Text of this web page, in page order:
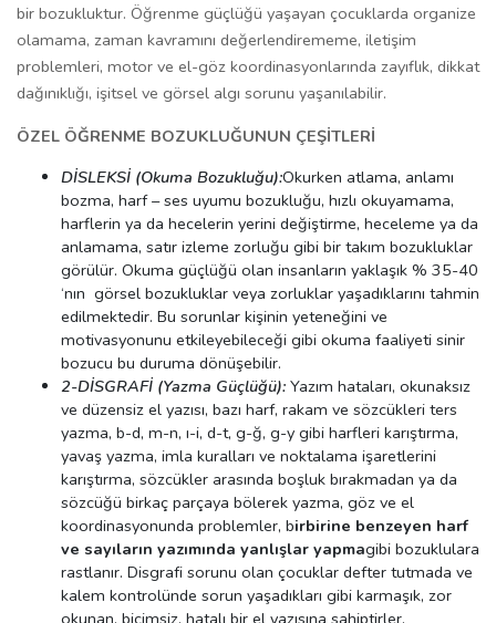
bir bozukluktur. Öğrenme güçlüğü yaşayan çocuklarda organize
olamama, zaman kavramını değerlendirememe, iletişim
problemleri, motor ve el-göz koordinasyonlarında zayıflık, dikkat
dağınıklığı, işitsel ve görsel algı sorunu yaşanılabilir.
ÖZEL ÖĞRENME BOZUKLUĞUNUN ÇEŞİTLERİ
DİSLEKSİ (Okuma Bozukluğu):Okurken atlama, anlamı
bozma, harf – ses uyumu bozukluğu, hızlı okuyamama,
harflerin ya da hecelerin yerini değiştirme, heceleme ya da
anlamama, satır izleme zorluğu gibi bir takım bozukluklar
görülür. Okuma güçlüğü olan insanların yaklaşık % 35-40
‘nın görsel bozukluklar veya zorluklar yaşadıklarını tahmin
edilmektedir. Bu sorunlar kişinin yeteneğini ve
motivasyonunu etkileyebileceği gibi okuma faaliyeti sinir
bozucu bu duruma dönüşebilir.
2-DİSGRAFİ (Yazma Güçlüğü): Yazım hataları, okunaksız
ve düzensiz el yazısı, bazı harf, rakam ve sözcükleri ters
yazma, b-d, m-n, ı-i, d-t, g-ğ, g-y gibi harfleri karıştırma,
yavaş yazma, imla kuralları ve noktalama işaretlerini
karıştırma, sözcükler arasında boşluk bırakmadan ya da
sözcüğü birkaç parçaya bölerek yazma, göz ve el
koordinasyonunda problemler, birbirine benzeyen harf
ve sayıların yazımında yanlışlar yapmagibi bozuklulara
rastlanır. Disgrafi sorunu olan çocuklar defter tutmada ve
kalem kontrolünde sorun yaşadıkları gibi karmaşık, zor